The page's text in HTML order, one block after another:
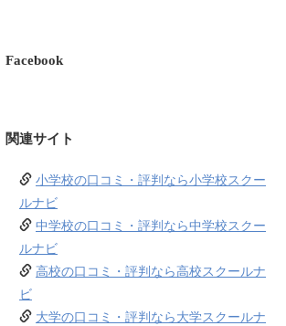
Facebook
関連サイト
小学校の口コミ・評判なら小学校スクー
ルナビ
中学校の口コミ・評判なら中学校スクー
ルナビ
高校の口コミ・評判なら高校スクールナ
ビ
大学の口コミ・評判なら大学スクールナ